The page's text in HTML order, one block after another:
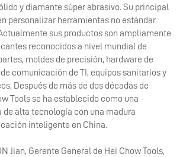
y diamante súper abrasivo. Su principal
personalizar herramientas no estándar
sus productos son ampliamente
reconocidos a nivel mundial de
moldes de precisión, hardware de
comunicación de TI, equipos sanitarios y
Después de más de dos décadas de
Tools se ha establecido como una
de alta tecnología con una madura
inteligente en China.
Jian, Gerente General de Hei Chow Tools,